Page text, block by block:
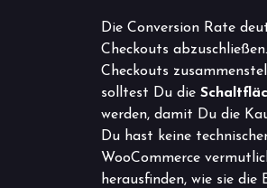
Die Conversion Rate
Checkouts
Checkouts
solltest Du die
werden, damit Du die
Du hast keine
WooCommerce
herausfinden, wie sie